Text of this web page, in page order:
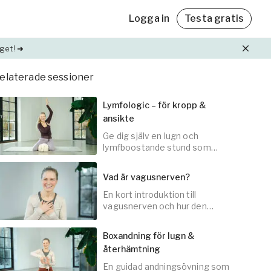
Friskvårdsbidrag
Med Yogobe Flex kan du använda hela
friskvårdsbidraget – till sista kronan!
Läs mer
Friskvårdsbidrag
Med Yogobe Flex kan du använda hela
friskvårdsbidraget – till sista kronan!
Läs mer
Logga in Testa gratis
➜
sessioner
min
Lymfologic – för kropp &
ansikte
Ge dig själv en lugn och
lymfboostande stund som
5min
Vad är vagusnerven?
En kort introduktion till
vagusnerven och hur den
Boxandning för lugn &
återhämtning
En guidad andningsövning som